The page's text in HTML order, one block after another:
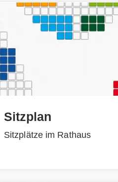
Sitzplan
Sitzplätze im Rathaus